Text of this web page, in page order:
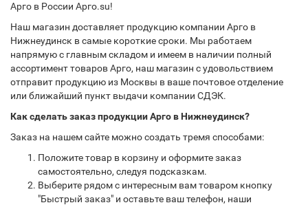
Арго в России Арго.su!
Наш магазин доставляет продукцию компании Арго в
Нижнеудинск в самые короткие сроки. Мы работаем
напрямую с главным складом и имеем в наличии полный
ассортимент товаров Арго, наш магазин с удовольствием
отправит продукцию из Москвы в ваше почтовое отделение
или ближайший пункт выдачи компании СДЭК.
Как сделать заказ продукции Арго в Нижнеудинск?
Заказ на нашем сайте можно создать тремя способами:
Положите товар в корзину и оформите заказ
самостоятельно, следуя подсказкам.
Выберите рядом с интересным вам товаром кнопку
"Быстрый заказ" и оставьте ваш телефон, наши